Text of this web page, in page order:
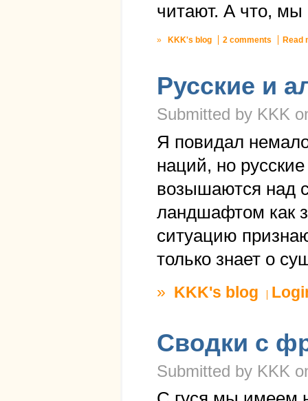
читают. А что,
» KKK's blog 2 comments Read
Русские и
Submitted by KKK
Я повидал
наций, но
возышаются над
ландшафтом как
ситуацию
только знает о
» KKK's blog
Сводки с
Submitted by KKK